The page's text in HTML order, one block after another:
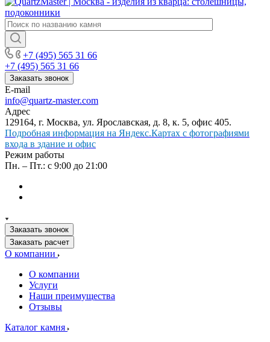
+7 (495) 565 31 66
+7 (495) 565 31 66
Заказать звонок
E-mail
info@quartz-master.com
Адрес
129164, г. Москва, ул. Ярославская, д. 8, к. 5, офис 405.
Подробная информация на Яндекс.Картах с фотографиями
входа в здание и офис
Режим работы
Пн. – Пт.: с 9:00 до 21:00
Заказать звонок
Заказать расчет
О компании
О компании
Услуги
Наши преимущества
Отзывы
Каталог камня